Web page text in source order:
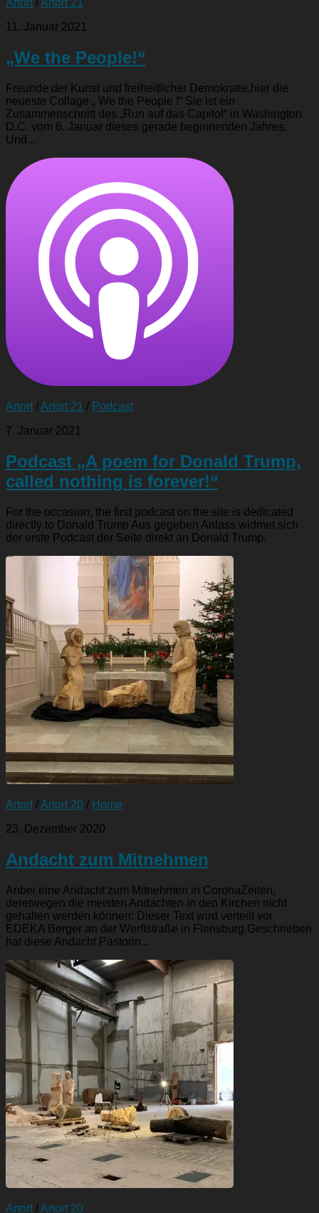
Artort / Artort 21
11. Januar 2021
„We the People!“
Freunde der Kunst und freiheitlicher Demokratie,hier die
neueste Collage „ We the People !“ Sie ist ein
Zusammenschnitt des „Run auf das Capitol“ in Washington
D.C. vom 6. Januar dieses gerade beginnenden Jahres.
Und...
Artort /Artort 21 / Podcast
7. Januar 2021
Podcast „A poem for Donald Trump,
called nothing is forever!“
For the occasion, the first podcast on the site is dedicated
directly to Donald Trump Aus gegeben Anlass widmet sich
der erste Podcast der Seite direkt an Donald Trump.
Artort /Artort 20 / Home
23. Dezember 2020
Andacht zum Mitnehmen
Anbei eine Andacht zum Mitnehmen in CoronaZeiten,
deretwegen die meisten Andachten in den Kirchen nicht
gehalten werden können: Dieser Text wird verteilt vor
EDEKA Berger an der Werftstraße in Flensburg.Geschrieben
hat diese Andacht Pastorin...
Artort /Artort 20